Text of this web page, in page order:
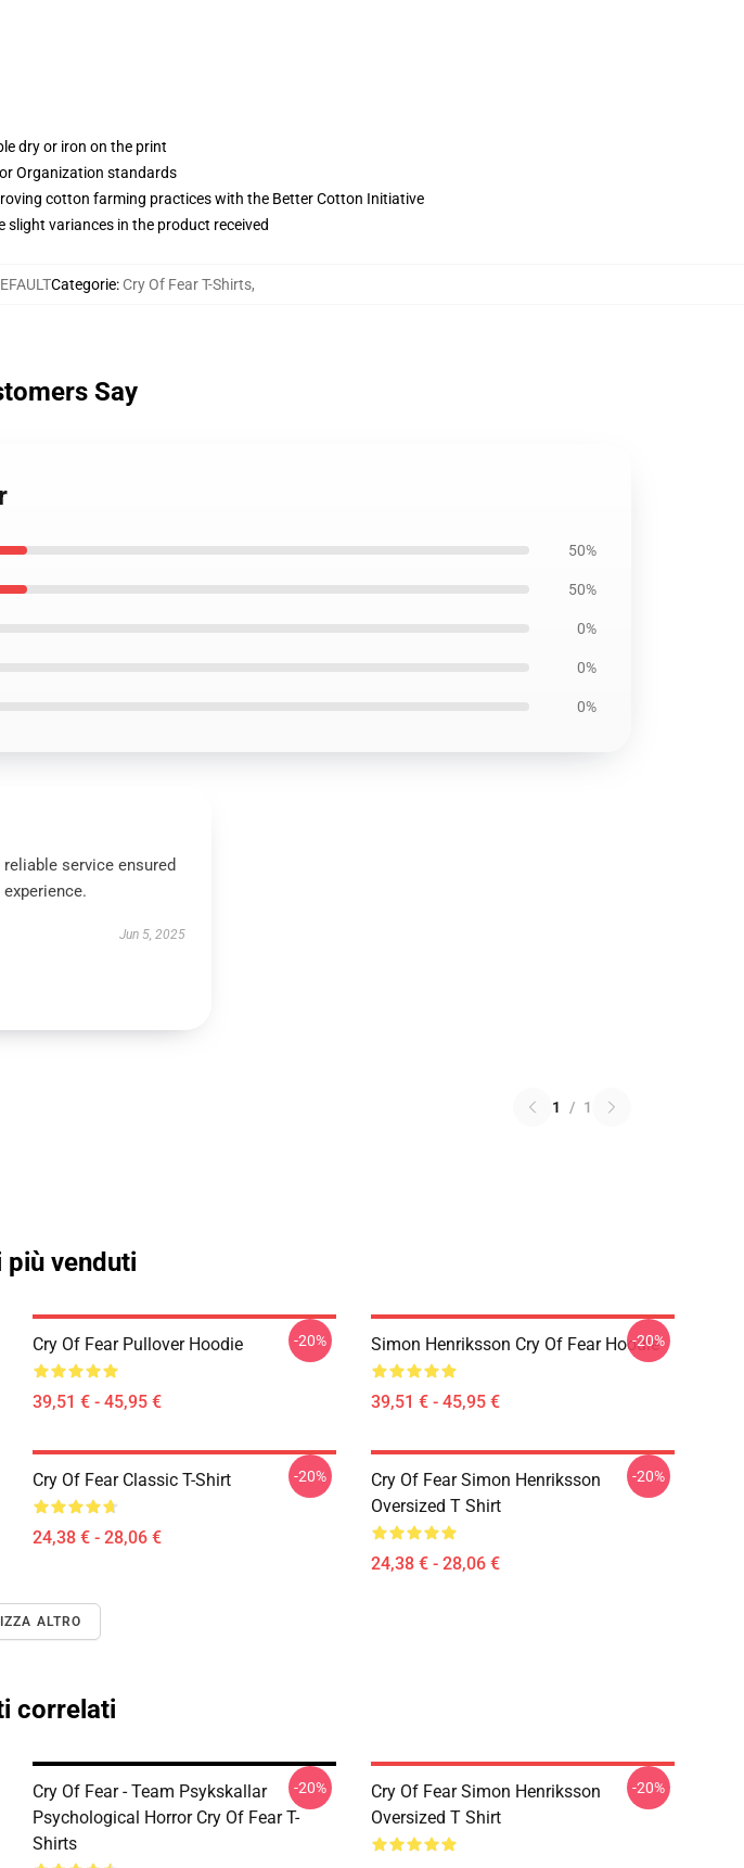
dry or iron on the print
Organization standards
cotton farming practices with the Better Cotton Initiative
slight variances in the product received
Categorie: Cry Of Fear T-Shirts,
Say
50%
50%
0%
0%
0%
service ensured
Jun 5, 2025
1 / 1
venduti
Cry Of Fear Pullover Hoodie
39,51 € - 45,95 €
-20% Simon Henriksson Cry Of Fear Hoodie
39,51 € - 45,95 €
-20%
Cry Of Fear Classic T-Shirt
24,38 € - 28,06 €
-20%
Cry Of Fear Simon Henriksson
Oversized T Shirt
24,38 € - 28,06 €
-20%
ALTRO
correlati
Cry Of Fear - Team Psykskallar
Psychological Horror Cry Of Fear T-
Shirts
-20%
Cry Of Fear Simon Henriksson
Oversized T Shirt
-20%